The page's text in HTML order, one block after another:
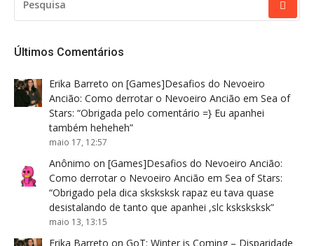
POR:
Últimos Comentários
Erika Barreto on [Games]Desafios do Nevoeiro
Ancião: Como derrotar o Nevoeiro Ancião em Sea of
Stars: “Obrigada pelo comentário =} Eu apanhei
também heheheh”
maio 17, 12:57
Anônimo on [Games]Desafios do Nevoeiro Ancião:
Como derrotar o Nevoeiro Ancião em Sea of Stars:
“Obrigado pela dica sksksksk rapaz eu tava quase
desistalando de tanto que apanhei ,slc ksksksksk”
maio 13, 13:15
Erika Barreto on GoT: Winter is Coming – Disparidade